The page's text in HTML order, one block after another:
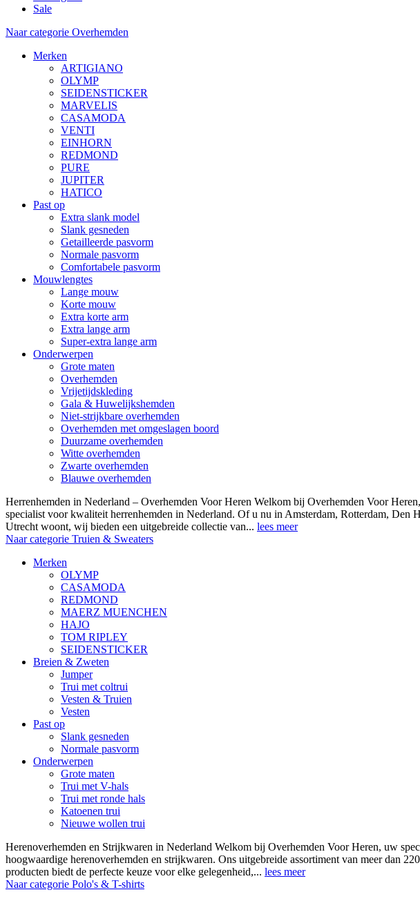
Sale
Naar categorie Overhemden
Merken
ARTIGIANO
OLYMP
SEIDENSTICKER
MARVELIS
CASAMODA
VENTI
EINHORN
REDMOND
PURE
JUPITER
HATICO
Past op
Extra slank model
Slank gesneden
Getailleerde pasvorm
Normale pasvorm
Comfortabele pasvorm
Mouwlengtes
Lange mouw
Korte mouw
Extra korte arm
Extra lange arm
Super-extra lange arm
Onderwerpen
Grote maten
Overhemden
Vrijetijdskleding
Gala & Huwelijkshemden
Niet-strijkbare overhemden
Overhemden met omgeslagen boord
Duurzame overhemden
Witte overhemden
Zwarte overhemden
Blauwe overhemden
Herrenhemden in Nederland – Overhemden Voor Heren Welkom bij Overhemden Voor
specialist voor kwaliteit herrenhemden in Nederland. Of u nu in Amsterdam, Rotterdam, Den
Utrecht woont, wij bieden een uitgebreide collectie van... lees meer
Naar categorie Truien & Sweaters
Merken
OLYMP
CASAMODA
REDMOND
MAERZ MUENCHEN
HAJO
TOM RIPLEY
SEIDENSTICKER
Breien & Zweten
Jumper
Trui met coltrui
Vesten & Truien
Vesten
Past op
Slank gesneden
Normale pasvorm
Onderwerpen
Grote maten
Trui met V-hals
Trui met ronde hals
Katoenen trui
Nieuwe wollen trui
Herenoverhemden en Strijkwaren in Nederland Welkom bij Overhemden Voor Heren, uw
hoogwaardige herenoverhemden en strijkwaren. Ons uitgebreide assortiment van meer dan 220
producten biedt de perfecte keuze voor elke gelegenheid,... lees meer
Naar categorie Polo's & T-shirts